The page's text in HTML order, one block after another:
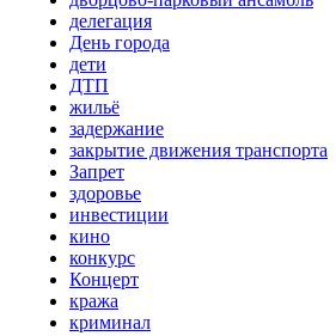
делегация
День города
дети
ДТП
жильё
задержание
закрытие движения транспорта
Запрет
здоровье
инвестиции
кино
конкурс
Концерт
кража
криминал